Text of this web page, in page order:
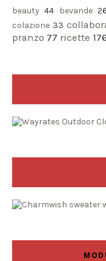
beauty 44 bevande 26
colazione 33
pranzo 77 ricette 176